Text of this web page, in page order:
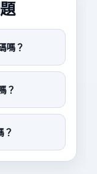
嗎？
？
？